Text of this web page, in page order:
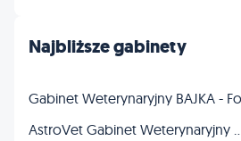
Najbliższe gabinety